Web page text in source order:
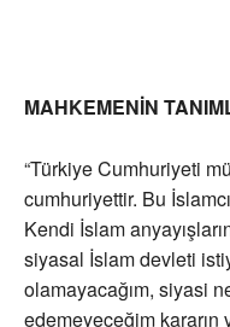
MAHKEMENİN
“Türkiye Cumhuriyeti
cumhuriyettir. Bu
Kendi İslam
siyasal İslam devleti
olamayacağım, siyasi
edemeyeceğim